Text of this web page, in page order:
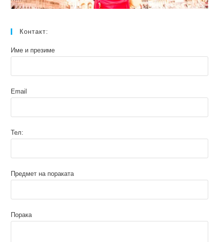
Контакт:
Име и презиме
Email
Тел:
Предмет на пораката
Порака